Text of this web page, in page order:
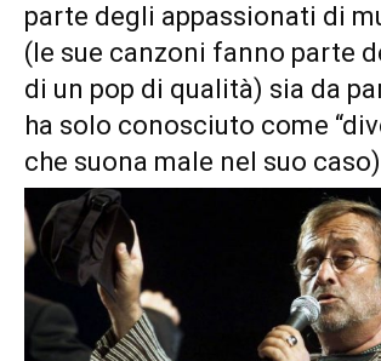
parte degli appassionati di
(le sue canzoni fanno parte
di un pop di qualità) sia da
ha solo conosciuto come
che suona male nel suo